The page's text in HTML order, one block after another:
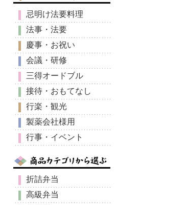
忌明け法要料理
法事・法要
慶事・お祝い
会議・研修
三得オードブル
接待・おもてなし
行楽・観光
製薬会社様用
行事・イベント
折詰弁当
高級弁当